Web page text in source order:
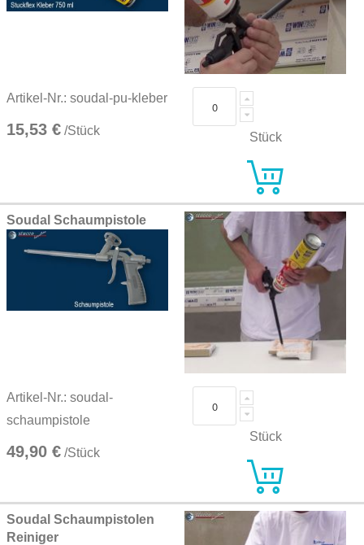
Artikel-Nr.: soudal-pu-kleber
15,53 € /Stück Stück
Soudal Schaumpistole
Artikel-Nr.: soudal-
schaumpistole
49,90 € /Stück
Stück
Soudal Schaumpistolen
Reiniger